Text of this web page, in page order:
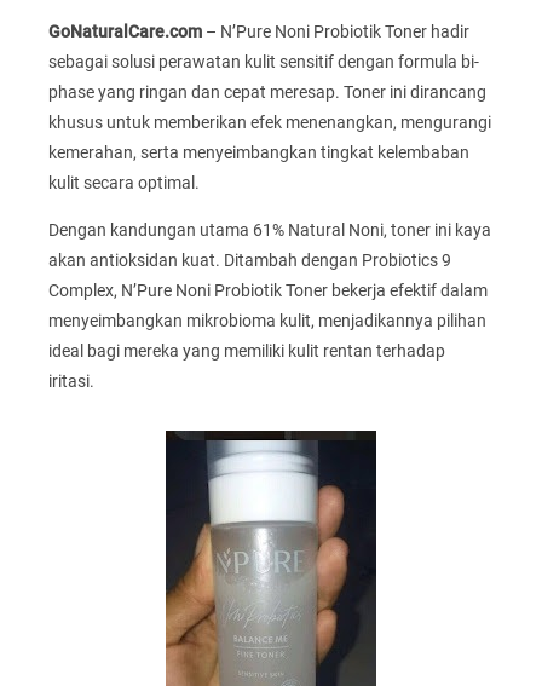
GoNaturalCare.com – N’Pure Noni Probiotik Toner hadir
sebagai solusi perawatan kulit sensitif dengan formula bi-
phase yang ringan dan cepat meresap. Toner ini dirancang
khusus untuk memberikan efek menenangkan, mengurangi
kemerahan, serta menyeimbangkan tingkat kelembaban
kulit secara optimal.
Dengan kandungan utama 61% Natural Noni, toner ini kaya
akan antioksidan kuat. Ditambah dengan Probiotics 9
Complex, N’Pure Noni Probiotik Toner bekerja efektif dalam
menyeimbangkan mikrobioma kulit, menjadikannya pilihan
ideal bagi mereka yang memiliki kulit rentan terhadap
iritasi.